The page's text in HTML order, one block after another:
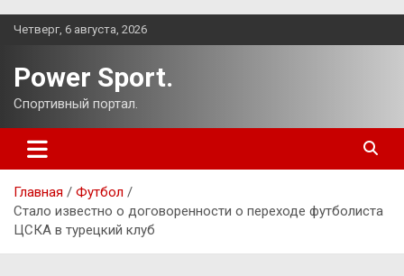
Перейти
Четверг, 6 августа, 2026
Power Sport.
Спортивный портал.
Главная
Футбол
Стало известно о договоренности о переходе футболиста
ЦСКА в турецкий клуб